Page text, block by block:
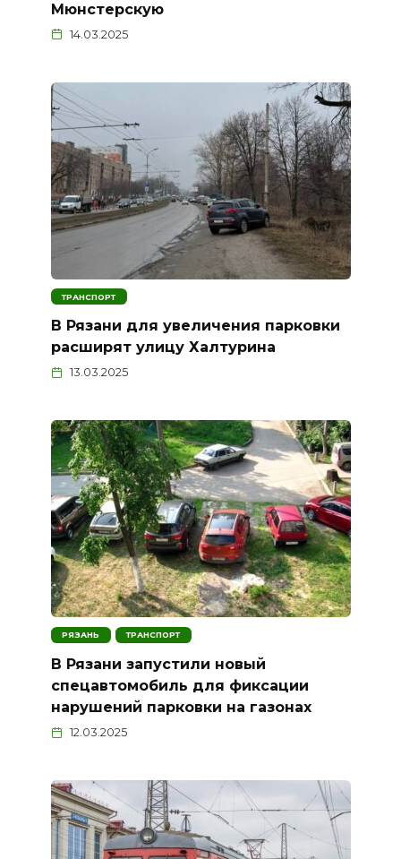
Мюнстерскую
14.03.2025
ТРАНСПОРТ
В Рязани для увеличения парковки
расширят улицу Халтурина
13.03.2025
РЯЗАНЬ ТРАНСПОРТ
В Рязани запустили новый
спецавтомобиль для фиксации
нарушений парковки на газонах
12.03.2025